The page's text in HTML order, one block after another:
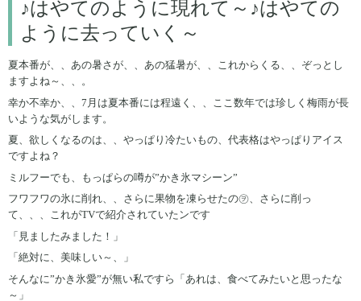
♪はやてのように現れて～♪はやての
ように去っていく～
夏本番が、、あの暑さが、、あの猛暑が、、これからくる、、ぞっとし
ますよね～、、。
幸か不幸か、、7月は夏本番には程遠く、、ここ数年では珍しく梅雨が長
いような気がします。
夏、欲しくなるのは、、やっぱり冷たいもの、代表格はやっぱりアイス
ですよね？
ミルフーでも、もっぱらの噂が”かき氷マシーン”
フワフワの氷に削れ、、さらに果物を凍らせたの㋾、さらに削っ
て、、、これがTVで紹介されていたンです
「見ましたみました！」
「絶対に、美味しい～、」
そんなに”かき氷愛”が無い私ですら「あれは、食べてみたいと思ったな
～」